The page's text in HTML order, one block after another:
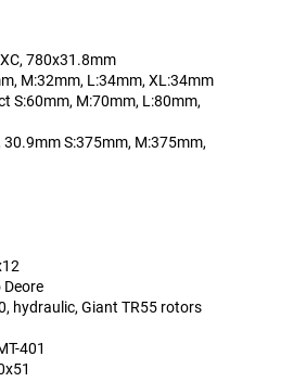
780x31.8mm
M:32mm, L:34mm, XL:34mm
S:60mm, M:70mm, L:80mm,
30.9mm S:375mm, M:375mm,
Deore
hydraulic, Giant TR55 rotors
401